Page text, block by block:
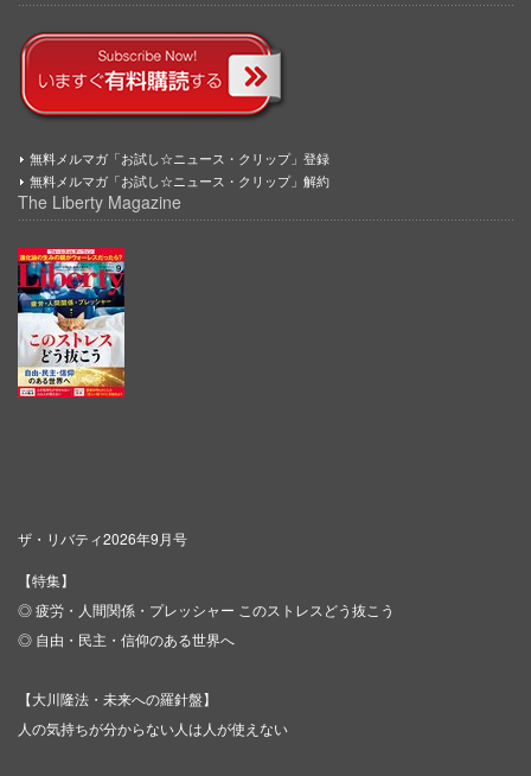
無料メルマガ「お試し☆ニュース・クリップ」登録
無料メルマガ「お試し☆ニュース・クリップ」解約
The Liberty Magazine
ザ・リバティ2026年9月号
【特集】
◎ 疲労・人間関係・プレッシャー このストレスどう抜こう
◎ 自由・民主・信仰のある世界へ
【大川隆法・未来への羅針盤】
人の気持ちが分からない人は人が使えない